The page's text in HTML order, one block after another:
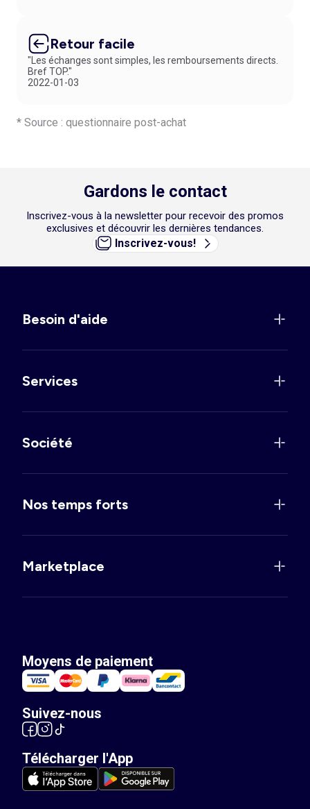
Retour facile
"Les échanges sont simples, les remboursements directs.
Bref TOP."
2022-01-03
* Source : questionnaire post-achat
Gardons le contact
Inscrivez-vous à la newsletter pour recevoir des promos
exclusives et découvrir les dernières tendances.
Inscrivez-vous!
Besoin d'aide
Services
Société
Nos temps forts
Marketplace
Moyens de paiement
Suivez-nous
Télécharger l'App